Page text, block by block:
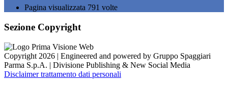
Pagina visualizzata 791 volte
Sezione Copyright
Copyright 2026 | Engineered and powered by Gruppo Spaggiari
Parma S.p.A. | Divisione Publishing & New Social Media
Disclaimer trattamento dati personali